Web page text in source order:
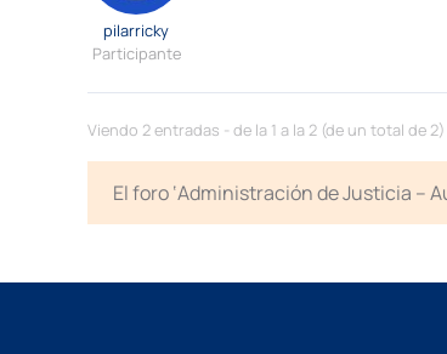
pilarricky
Participante
Viendo 2 entradas - de la 1 a la 2 (de un total de 2)
El foro ‘Administración de Justicia –